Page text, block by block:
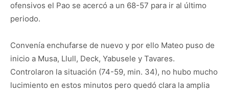
ofensivos el Pao se acercó a un 68-57 para ir al último
periodo.
Convenía enchufarse de nuevo y por ello Mateo puso de
inicio a Musa, Llull, Deck, Yabusele y Tavares.
Controlaron la situación (74-59, min. 34), no hubo mucho
lucimiento en estos minutos pero quedó clara la amplia